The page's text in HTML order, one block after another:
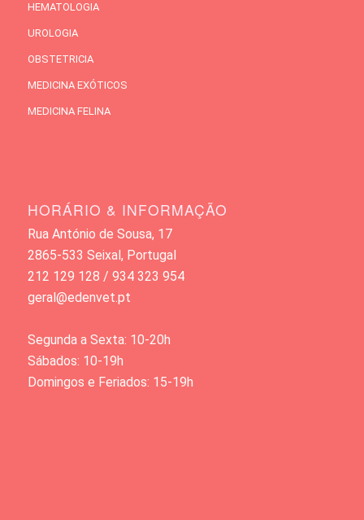
HEMATOLOGIA
UROLOGIA
OBSTETRICIA
MEDICINA EXÓTICOS
MEDICINA FELINA
HORÁRIO & INFORMAÇÃO
Rua António de Sousa, 17
2865-533 Seixal, Portugal
212 129 128 / 934 323 954
geral@edenvet.pt
Segunda a Sexta: 10-20h
Sábados: 10-19h
Domingos e Feriados: 15-19h